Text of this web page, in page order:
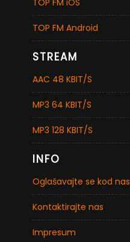
TOP FM iOS
TOP FM Android
STREAM
AAC 48 KBIT/S
MP3 64 KBIT/S
MP3 128 KBIT/S
INFO
Oglašavajte se kod nas
Kontaktirajte nas
Impresum